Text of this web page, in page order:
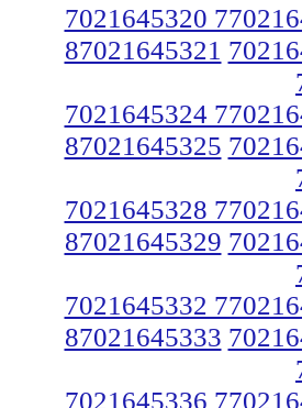
7021645320
87021645321
7021645324
87021645325
7021645328
87021645329
7021645332
87021645333
7021645336